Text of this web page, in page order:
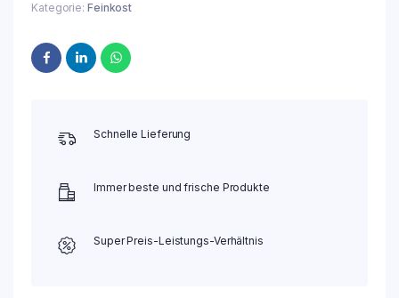
Kategorie: Feinkost
Schnelle Lieferung
Immer beste und frische Produkte
Super Preis-Leistungs-Verhältnis